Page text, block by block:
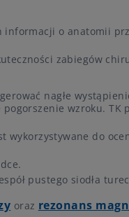
informacji o anatomii
zabiegów
nagłe
wzroku.
wykorzystywane do
pustego siodła
oraz rezonans